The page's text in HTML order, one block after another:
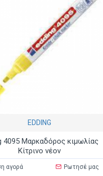
EDDING
4095 Μαρκαδόρος κιμωλίας
Κίτρινο νέον
αγορά Ρωτησέ μας